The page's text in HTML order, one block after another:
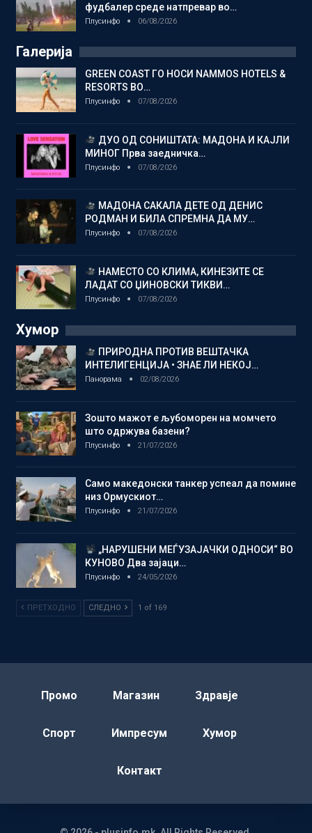
фудбалер среде натпревар во…
Плусинфо 06/08/2026
Галерија
GREEN COAST ГО НОСИ NAMMOS HOTELS &
RESORTS ВО…
Плусинфо 07/08/2026
ДУО ОД СОНИШТАТА: МАДОНА И КАЈЛИ
МИНОГ Прва заедничка…
Плусинфо 07/08/2026
МАДОНА САКАЛА ДЕТЕ ОД ДЕНИС
РОДМАН И БИЛА СПРЕМНА ДА МУ…
Плусинфо 07/08/2026
НАМЕСТО СО КЛИМА, КИНЕЗИТЕ СЕ
ЛАДАТ СО ЏИНОВСКИ ТИКВИ…
Плусинфо 07/08/2026
Хумор
ПРИРОДНА ПРОТИВ ВЕШТАЧКА
ИНТЕЛИГЕНЦИЈА • ЗНАЕ ЛИ НЕКОЈ…
Панорама 02/08/2026
Зошто мажот е љубоморен на момчето
што одржува базени?
Плусинфо 21/07/2026
Само македонски танкер успеал да помине
низ Ормускиот…
Плусинфо 21/07/2026
„НАРУШЕНИ МЕЃУЗАЈАЧКИ ОДНОСИ“ ВО
КУНОВО Два зајаци…
Плусинфо 24/05/2026
ПРЕТХОДНО СЛЕДНО 1 of 169
Промо Магазин Здравје
Спорт Импресум Хумор
Контакт